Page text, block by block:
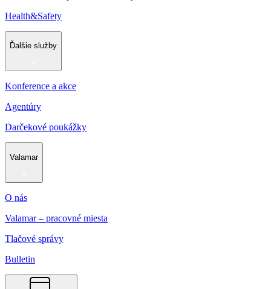
Health&Safety
Ďalšie služby
Konference a akce
Agentúry
Darčekové poukážky
Valamar
O nás
Valamar – pracovné miesta
Tlačové správy
Bulletin